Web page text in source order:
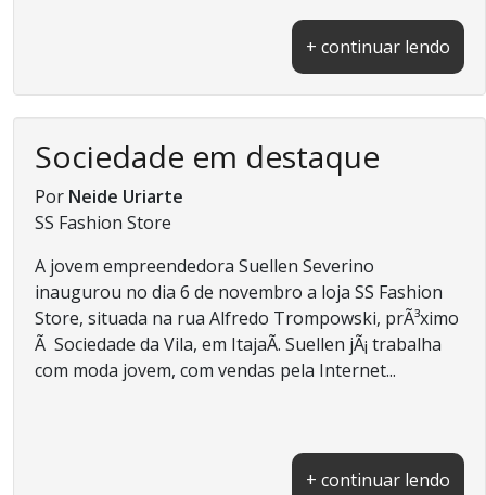
+ continuar lendo
Sociedade em destaque
Por Neide Uriarte
SS Fashion Store
A jovem empreendedora Suellen Severino
inaugurou no dia 6 de novembro a loja SS Fashion
Store, situada na rua Alfredo Trompowski, prÃ³ximo
Ã Sociedade da Vila, em ItajaÃ­. Suellen jÃ¡ trabalha
com moda jovem, com vendas pela Internet...
+ continuar lendo